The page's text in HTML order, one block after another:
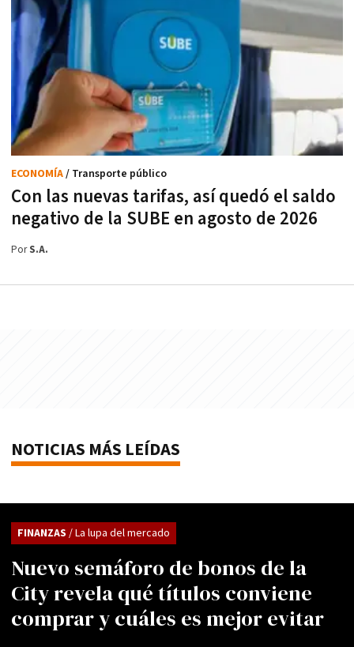
Con las nuevas tarifas, así quedó el saldo
negativo de la SUBE en agosto de 2026
ECONOMÍA/ Transporte público
PorS.A.
NOTICIAS MÁS LEÍDAS
Nuevo semáforo de bonos de la
City revela qué títulos conviene
comprar y cuáles es mejor evitar
FINANZAS / La lupa del mercado